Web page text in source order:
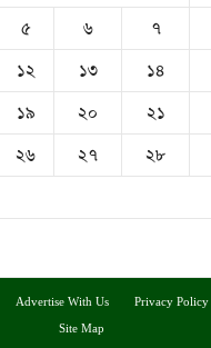
৫ ৬ ৭
১২ ১৩ ১৪
১৯ ২০ ২১
২৬ ২৭ ২৮
Advertise With Us Privacy Policy
Site Map